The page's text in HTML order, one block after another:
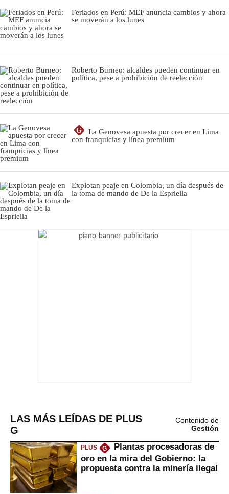
Feriados en Perú: MEF anuncia cambios y ahora
se moverán a los lunes
Roberto Burneo: alcaldes pueden continuar en
política, pese a prohibición de reelección
G
La Genovesa apuesta por crecer en Lima
con franquicias y línea premium
Explotan peaje en Colombia, un día después de
la toma de mando de De la Espriella
LAS MÁS LEÍDAS DE PLUS
G
Contenido de
Gestión
PLUS G
Plantas procesadoras de
oro en la mira del Gobierno: la
propuesta contra la minería ilegal